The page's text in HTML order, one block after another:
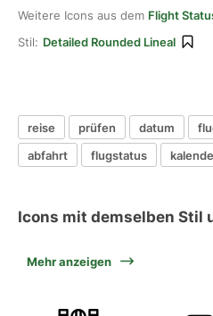
Weitere Icons aus dem Flight
Stil: Detailed Rounded Lineal
reise prüfen datum
abfahrt
flugstatus
Icons mit demselben Stil
Mehr anzeigen